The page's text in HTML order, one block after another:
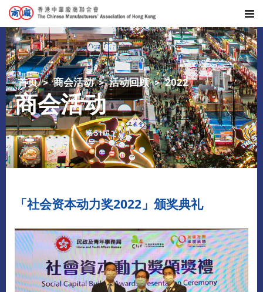
首页 商会活动 活动回顾 2022
商会活动
「社会资本动力奖2022」颁奖典礼